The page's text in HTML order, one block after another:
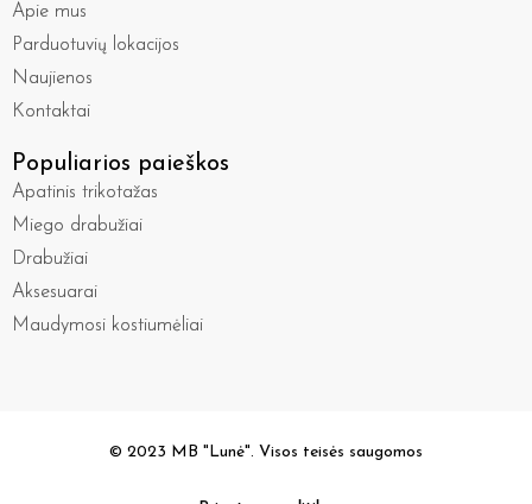
Apie mus
Parduotuvių lokacijos
Naujienos
Kontaktai
Populiarios paieškos
Apatinis trikotažas
Miego drabužiai
Drabužiai
Aksesuarai
Maudymosi kostiumėliai
© 2023 MB "Lunė". Visos teisės saugomos